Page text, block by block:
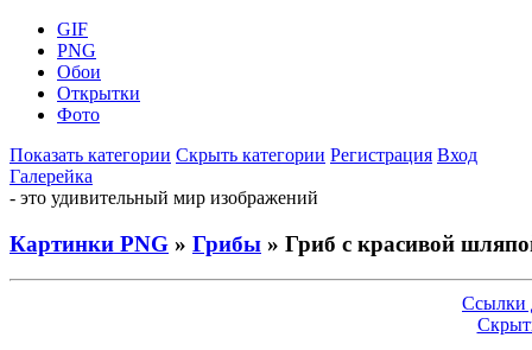
GIF
PNG
Обои
Открытки
Фото
Показать категории Скрыть категории Регистрация Вход
Галерейка
- это удивительный мир изображений
Картинки PNG » Грибы » Гриб с красивой
Ссылки